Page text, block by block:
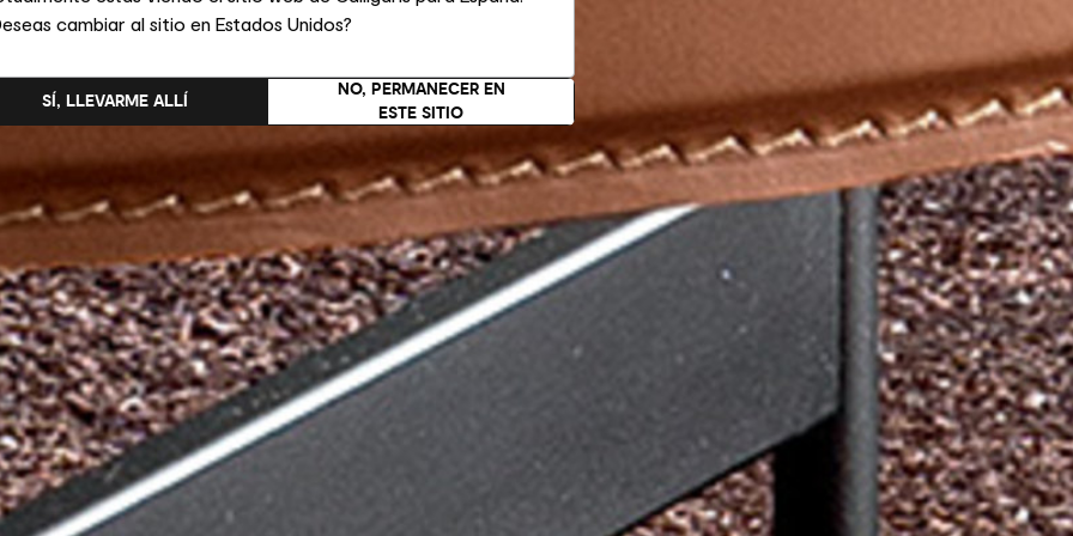
cambiar al sitio en Estados Unidos?
NO, PERMANECER EN
ESTE SITIO
SÍ, LLEVARME ALLÍ